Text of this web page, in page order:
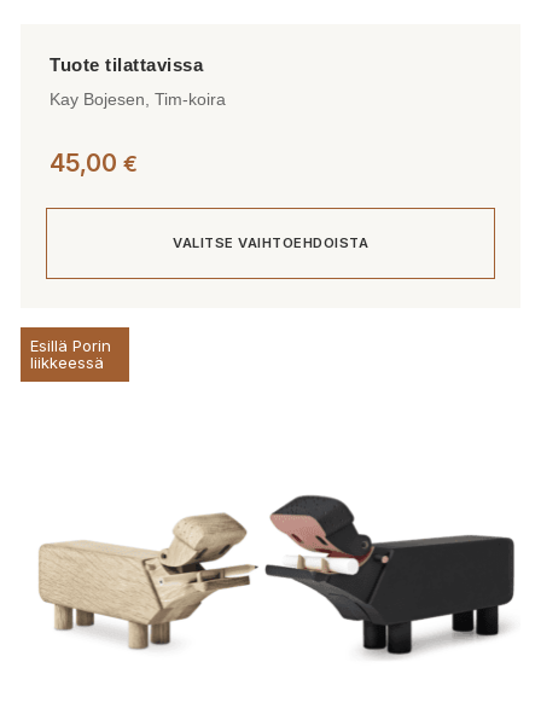
Kay Bojesen, Tim-koira
45,00 €
VALITSE VAIHTOEHDOISTA
Tällä
tuotteella
on
tuotteen
sivulla.
Esillä Porin
liikkeessä